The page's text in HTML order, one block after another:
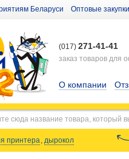
Беларуси Оптовые закупки
(017) 271-41-41
заказ товаров для
О компании
принтера, дырокол